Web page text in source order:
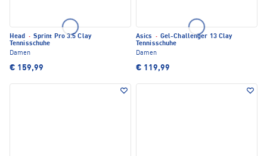
Head · Sprint Pro 3.5 Clay
Tennisschuhe
Damen
€ 159,99
Asics · Gel-Challenger 13 Clay
Tennisschuhe
Damen
€ 119,99